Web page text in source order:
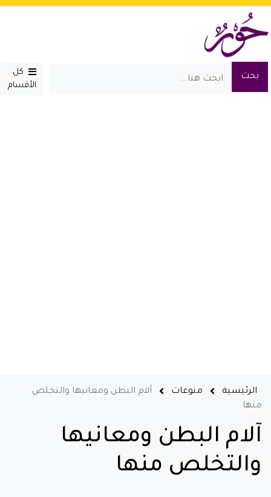
كل
الأقسام
الرئيسية منوعات
آلام البطن ومعانيها والتخلص
منها
آلام البطن ومعانيها
والتخلص منها